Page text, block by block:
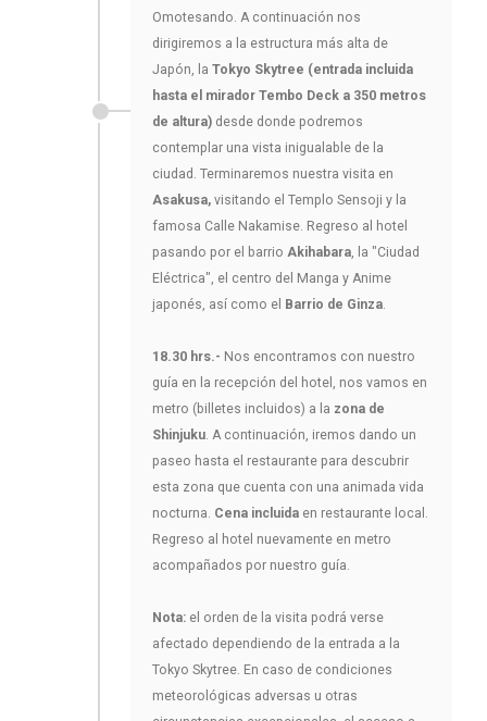
Omotesando. A continuación nos
dirigiremos a la estructura más alta de
Japón, la Tokyo Skytree (entrada incluida
hasta el mirador Tembo Deck a 350 metros
de altura) desde donde podremos
contemplar una vista inigualable de la
ciudad. Terminaremos nuestra visita en
Asakusa, visitando el Templo Sensoji y la
famosa Calle Nakamise. Regreso al hotel
pasando por el barrio Akihabara, la "Ciudad
Eléctrica", el centro del Manga y Anime
japonés, así como el Barrio de Ginza.
18.30 hrs.- Nos encontramos con nuestro
guía en la recepción del hotel, nos vamos en
metro (billetes incluidos) a la zona de
Shinjuku. A continuación, iremos dando un
paseo hasta el restaurante para descubrir
esta zona que cuenta con una animada vida
nocturna. Cena incluida en restaurante local.
Regreso al hotel nuevamente en metro
acompañados por nuestro guía.
Nota: el orden de la visita podrá verse
afectado dependiendo de la entrada a la
Tokyo Skytree. En caso de condiciones
meteorológicas adversas u otras